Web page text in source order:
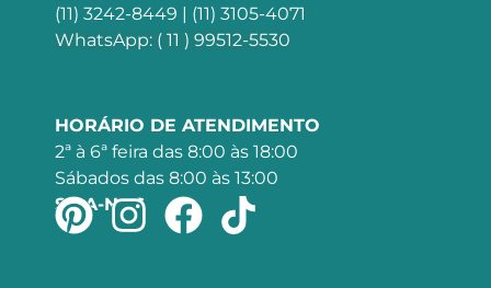
(11) 3242-8449 | (11) 3105-4071
WhatsApp: ( 11 ) 99512-5530
HORÁRIO DE ATENDIMENTO
2ª à 6ª feira das 8:00 às 18:00
Sábados das 8:00 às 13:00
SIGA-NOS